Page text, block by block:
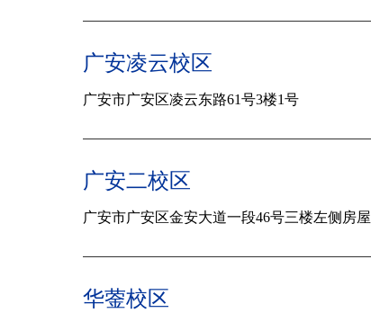
广安凌云校区
广安市广安区凌云东路61号3楼1号
广安二校区
广安市广安区金安大道一段46号三楼左侧房屋
华蓥校区